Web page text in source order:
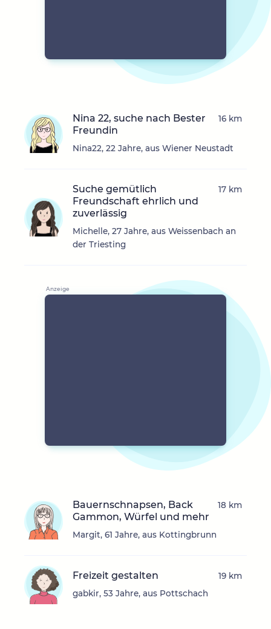
Nina 22, suche nach Bester
Freundin
Nina22, 22 Jahre, aus Wiener Neustadt
16 km
Suche gemütlich
Freundschaft ehrlich und
zuverlässig
Michelle, 27 Jahre, aus Weissenbach an
der Triesting
17 km
Bauernschnapsen, Back
Gammon, Würfel und mehr
Margit, 61 Jahre, aus Kottingbrunn
18 km
Freizeit gestalten
gabkir, 53 Jahre, aus Pottschach
19 km